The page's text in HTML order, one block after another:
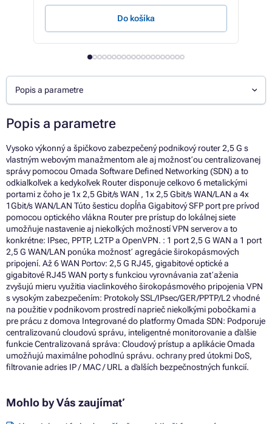
Do košíka
Popis a parametre
Popis a parametre
Vysoko výkonný a špičkovo zabezpečený podnikový router 2,5 G s
vlastným webovým manažmentom ale aj možnosťou centralizovanej
správy pomocou Omada Software Defined Networking (SDN) a to
odkiaľkoľvek a kedykoľvek Router disponuje celkovo 6 metalickými
portami z čoho je 1x 2,5 Gbit/s WAN , 1x 2,5 Gbit/s WAN/LAN a 4x
1Gbit/s WAN/LAN Túto šesticu dopĺňa Gigabitový SFP port pre prívod
pomocou optického vlákna Router pre prístup do lokálnej siete
umožňuje nastavenie aj niekoľkých možností VPN serverov a to
konkrétne: IPsec, PPTP, L2TP a OpenVPN. : 1 port 2,5 G WAN a 1 port
2,5 G WAN/LAN ponúka možnosť agregácie širokopásmových
pripojení. Až 6 WAN Portov: 2,5 G RJ45, gigabitové optické a
gigabitové RJ45 WAN porty s funkciou vyrovnávania zaťaženia
zvyšujú mieru využitia viaclinkového širokopásmového pripojenia VPN
s vysokým zabezpečením: Protokoly SSL/IPsec/GER/PPTP/L2 vhodné
na použitie v podnikovom prostredí naprieč niekoľkými pobočkami a
pre prácu z domova Integrované do platformy Omada SDN: Podporuje
centralizovanú cloudovú správu, inteligentné monitorovanie a ďalšie
funkcie Centralizovaná správa: Cloudový prístup a aplikácie Omada
umožňujú maximálne pohodlnú správu. ochrany pred útokmi DoS,
filtrovanie adries IP / MAC / URL a ďalších bezpečnostných funkcií.
Mohlo by Vás zaujímať